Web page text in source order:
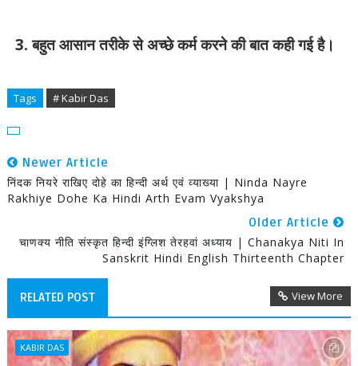
3.बहुत आसान तरीके से अच्छे कर्म करने की बात कही गई है।
Tags # Kabir Das
Newer Article
निंदक नियरे राखिए दोहे का हिन्दी अर्थ एवं व्याख्या | Ninda Nayre
Rakhiye Dohe Ka Hindi Arth Evam Vyakshya
Older Article
चाणक्य नीति संस्कृत हिन्दी इंग्लिश तेरहवां अध्याय | Chanakya Niti In
Sanskrit Hindi English Thirteenth Chapter
RELATED POST View More
KABIR DAS